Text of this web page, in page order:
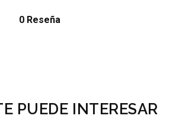
0 Reseña
PUEDE INTERESAR